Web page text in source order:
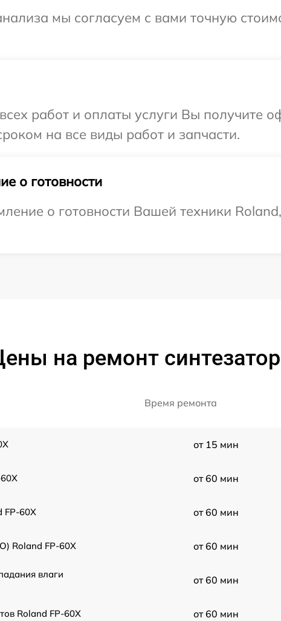
мы согласуем с вами точную
работ и оплаты услуги Вы получите
на все виды работ и запчасти.
о готовности
о готовности Вашей техники
на ремонт
Время ремонта
от 15 мин
от 60 мин
FP-60X от 60 мин
Roland FP-60X от 60 мин
влаги
от 60 мин
Roland FP-60X от 60 мин